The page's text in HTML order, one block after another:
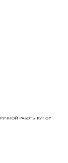
РАБОТЫ КУТЮР